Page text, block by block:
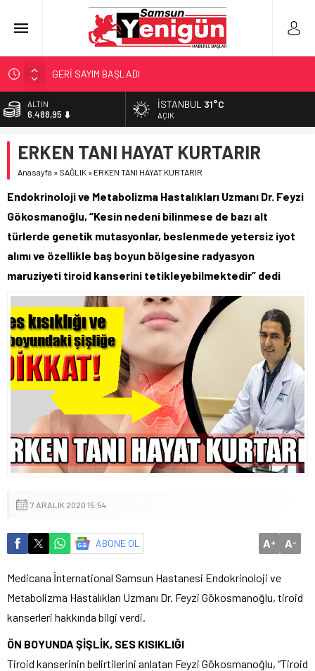
GERİ SAYIM BAŞLADI
SAMSUNSPOR’DA HEDEF 5’İNCİLİK!
‘BAFRA’YA YATIRIM YAPIN!’
YÖNETİCİ SEÇERKEN YAPILAN EN BÜYÜK HATALAR
ALTIN
6.488,95
13.798,82
DOLAR
54,9646
İSTANBUL 31°C
AÇIK
ERKEN TANI HAYAT KURTARIR
Anasayfa » SAĞLIK » ERKEN TANI HAYAT KURTARIR
Endokrinoloji ve Metabolizma Hastalıkları Uzmanı Dr. Feyzi
Gökosmanoğlu, “Kesin nedeni bilinmese de bazı alt
türlerde genetik mutasyonlar, beslenmede yetersiz iyot
alımı ve özellikle baş boyun bölgesine radyasyon
maruziyeti tiroid kanserini tetikleyebilmektedir” dedi
7 ARALIK 2020 15:54
ABONE OL A+ A-
Medicana İnternational Samsun Hastanesi Endokrinoloji ve
Metabolizma Hastalıkları Uzmanı Dr. Feyzi Gökosmanoğlu, tiroid
kanserleri hakkında bilgi verdi.
ÖN BOYUNDA ŞİŞLİK, SES KISIKLIĞI
Tiroid kanserinin belirtilerini anlatan Feyzi Gökosmanoğlu, “Tiroid